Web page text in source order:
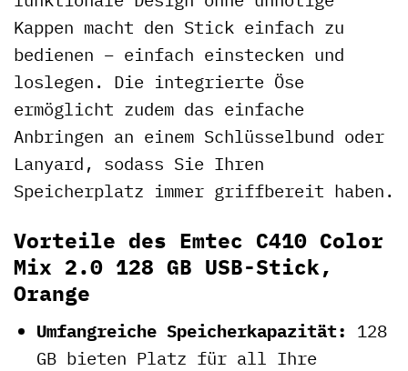
Kappen macht den Stick einfach zu
bedienen – einfach einstecken und
loslegen. Die integrierte Öse
ermöglicht zudem das einfache
Anbringen an einem Schlüsselbund oder
Lanyard, sodass Sie Ihren
Speicherplatz immer griffbereit haben.
Vorteile des Emtec C410 Color
Mix 2.0 128 GB USB-Stick,
Orange
Umfangreiche Speicherkapazität: 128
GB bieten Platz für all Ihre